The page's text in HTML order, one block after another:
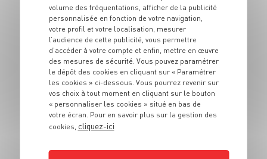
Noix de Saint-
Jacques aux cèpes
4 pers. 20 min 20 min
volume des fréquentations, afficher de la publicité
personnalisée en fonction de votre navigation,
votre profil et votre localisation, mesurer
l’audience de cette publicité, vous permettre
d’accéder à votre compte et enfin, mettre en œuvre
des mesures de sécurité. Vous pouvez paramétrer
le dépôt des cookies en cliquant sur « Paramétrer
les cookies » ci-dessous. Vous pourrez revenir sur
vos choix à tout moment en cliquant sur le bouton
« personnaliser les cookies » situé en bas de
votre écran. Pour en savoir plus sur la gestion des
cookies, cliquez-ici